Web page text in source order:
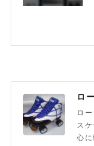
ロ
ス
心